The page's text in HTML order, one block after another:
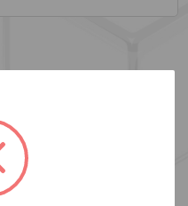
Haberdar Olun
kampanyaları